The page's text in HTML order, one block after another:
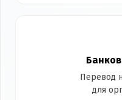
Перевод
для